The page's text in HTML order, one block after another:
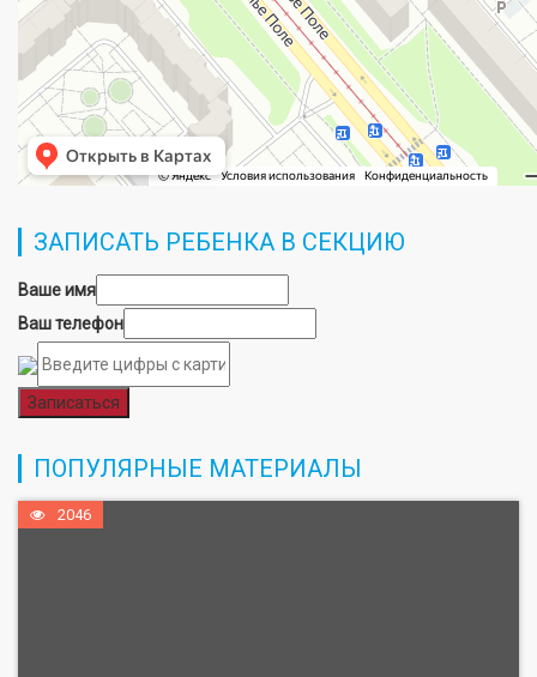
ЗАПИСАТЬ РЕБЕНКА В СЕКЦИЮ
Ваше имя
Ваш телефон
Записаться
ПОПУЛЯРНЫЕ МАТЕРИАЛЫ
2046